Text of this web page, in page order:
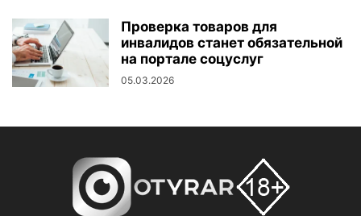
Проверка товаров для
инвалидов станет обязательной
на портале соцуслуг
05.03.2026